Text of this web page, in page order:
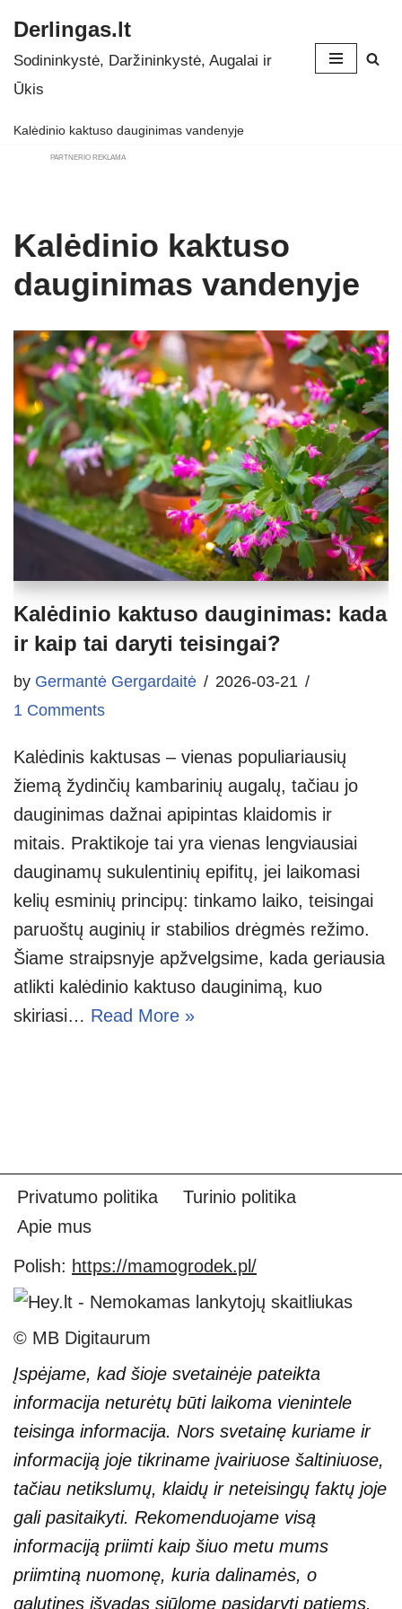
Skip
to
Derlingas.lt
Sodininkystė, Daržininkystė, Augalai ir
Ūkis
Kalėdinio kaktuso dauginimas vandenyje
PARTNERIO REKLAMA
Kalėdinio kaktuso
dauginimas vandenyje
Kalėdinio kaktuso dauginimas: kada
ir kaip tai daryti teisingai?
by Germantė Gergardaitė
2026-03-21
1 Comments
Kalėdinis kaktusas – vienas populiariausių
žiemą žydinčių kambarinių augalų, tačiau jo
dauginimas dažnai apipintas klaidomis ir
mitais. Praktikoje tai yra vienas lengviausiai
dauginamų sukulentinių epifitų, jei laikomasi
kelių esminių principų: tinkamo laiko, teisingai
paruoštų auginių ir stabilios drėgmės režimo.
Šiame straipsnyje apžvelgsime, kada geriausia
atlikti kalėdinio kaktuso dauginimą, kuo
skiriasi… Read More »
Privatumo politika
Turinio politika
Apie mus
Polish: https://mamogrodek.pl/
© MB Digitaurum
Įspėjame, kad šioje svetainėje pateikta
informacija neturėtų būti laikoma vienintele
teisinga informacija. Nors svetainę kuriame ir
informaciją joje tikriname įvairiuose šaltiniuose,
tačiau netikslumų, klaidų ir neteisingų faktų joje
gali pasitaikyti. Rekomenduojame visą
informaciją priimti kaip šiuo metu mums
priimtiną nuomonę, kuria dalinamės, o
galutines išvadas siūlome pasidaryti patiems.